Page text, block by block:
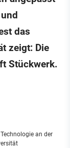
das
zeigt: Die
Stückwerk.
an der